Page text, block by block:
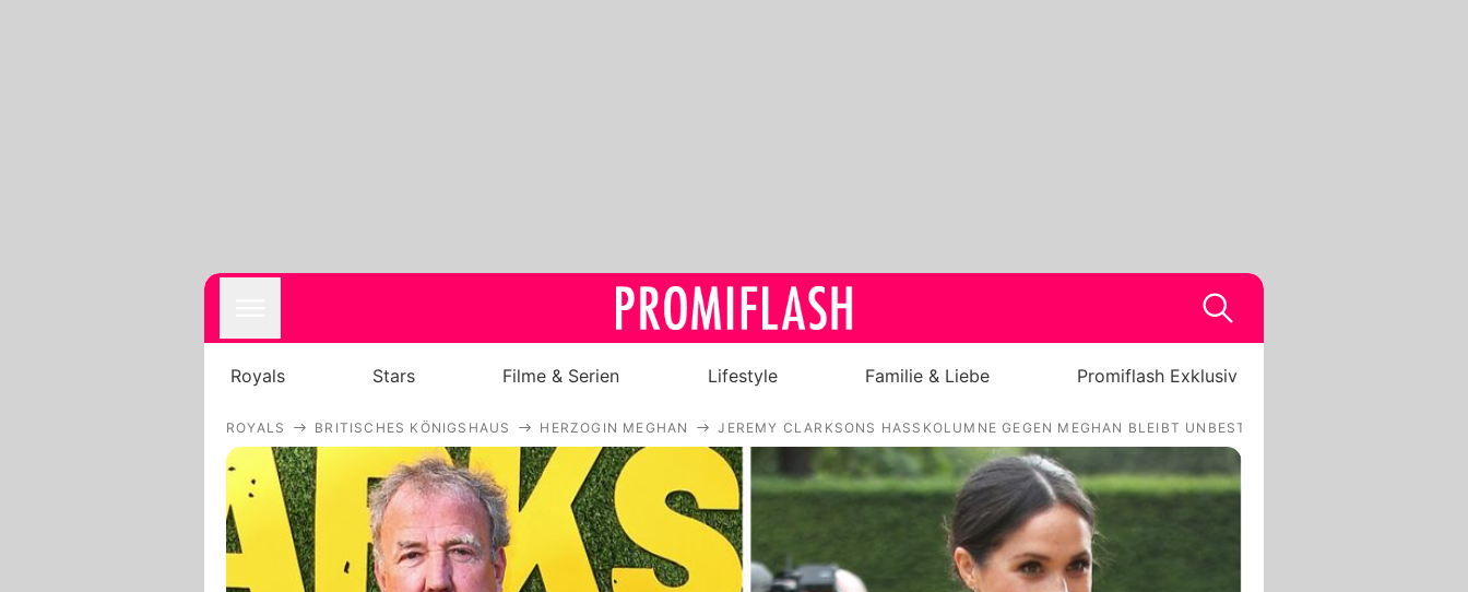
Royals
Stars
Filme & Serien
Lifestyle
Royals Stars Filme & Serien Lifestyle Familie & Liebe Promiflash Exklusiv
ROYALS BRITISCHES KÖNIGSHAUS HERZOGIN MEGHAN JEREMY CLARKSONS HASSKOLUMNE GEGEN MEGHAN BLEIBT UNBESTRAFT!